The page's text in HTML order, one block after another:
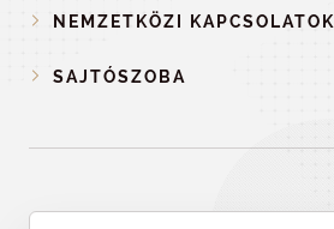
NEMZETKÖZI KAPCSOLATOK
SAJTÓSZOBA